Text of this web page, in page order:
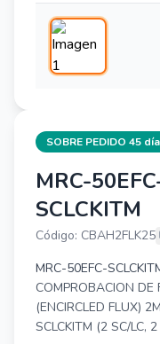
SOBRE PEDIDO 45
FLUKE
MRC-
SCLCKITM
Código: CBAH2FLK25
MRC-50EFC-
COMPROBACION DE
(ENCIRCLED FLUX)
SCLCKITM (2 SC/LC,